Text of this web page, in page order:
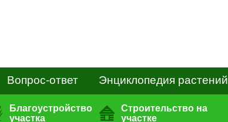
Вопрос-ответ Энциклопедия растений
Благоустройство
участка
Строительство на
участке